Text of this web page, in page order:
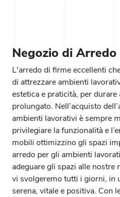
Negozio di
L'arredo di firme eccellenti
di attrezzare ambienti
estetica e praticità, per
prolungato. Nell’acquisto
ambienti lavorativi è sempre
privilegiare la funzionalità e
mobili ottimizzino gli spazi
arredo per gli ambienti
adeguare gli spazi alle nostre
vi svolgeremo tutti i giorni, in
serena, vitale e positiva. Con